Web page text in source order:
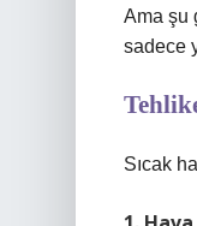
Ama şu
sadece
Sıcak